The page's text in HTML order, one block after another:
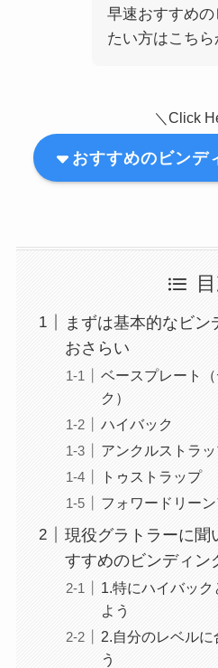
早速おすすめ
たい方はこちら
＼Click
おすすめのビンデ
まずは基本的なビ
おさらい
ベースプレート
ク）
ハイバック
アンクルストラ
トゥストラップ
フォワードリー
現役グラトラーに聞
すすめのビンディン
1.特にハイバッ
よう
2.自分のレベル
う